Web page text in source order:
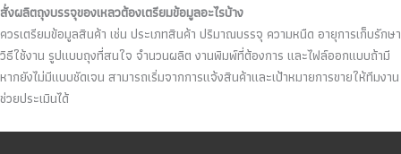
สั่งผลิตถุงบรรจุของเหลวต้องเตรียมข้อมูลอะไรบ้าง
ควรเตรียมข้อมูลสินค้า เช่น ประเภทสินค้า ปริมาณบรรจุ ความหนืด อายุการเก็บรักษา
วิธีใช้งาน รูปแบบถุงที่สนใจ จำนวนผลิต งานพิมพ์ที่ต้องการ และไฟล์ออกแบบถ้ามี
หากยังไม่มีแบบชัดเจน สามารถเริ่มจากการแจ้งสินค้าและเป้าหมายการขายให้ทีมงาน
ช่วยประเมินได้